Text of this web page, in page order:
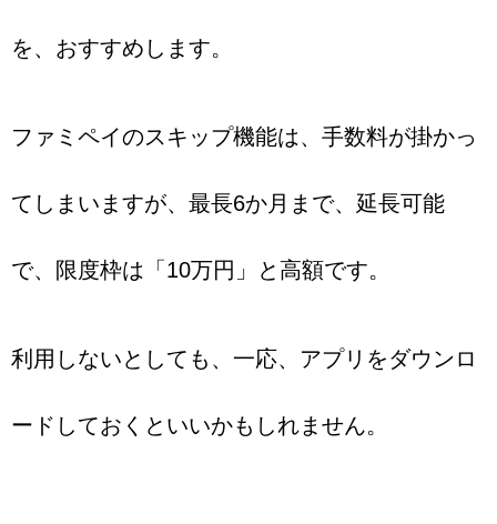
を、おすすめします。
ファミペイのスキップ機能は、手数料が掛かっ
てしまいますが、最長6か月まで、延長可能
で、限度枠は「10万円」と高額です。
利用しないとしても、一応、アプリをダウンロ
ードしておくといいかもしれません。